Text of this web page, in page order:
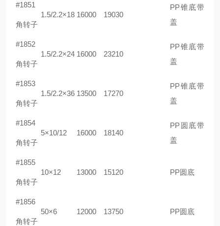
#1851
角转子
1.5/2.2×18 16000 19030
PP锥底带
盖
#1852
角转子
1.5/2.2×24 16000 23210
PP锥底带
盖
#1853
角转子
1.5/2.2×36 13500 17270
PP锥底带
盖
#1854
角转子
5×10/12 16000 18140
PP圆底带
盖
#1855
角转子
10×12 13000 15120 PP圆底
#1856
角转子
50×6 12000 13750 PP圆底